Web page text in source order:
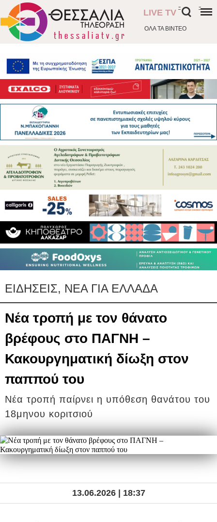
ΟΛΑ ΤΑ ΒΙΝΤΕΟ
LIVE TV
- -
ΕΙΔΗΣΕΙΣ, ΝΕΑ ΓΙΑ ΕΛΛΑΔΑ
Νέα τροπή με τον θάνατο
βρέφους στο ΠΑΓΝΗ –
Κακουργηματική δίωξη στον
παππού του
Νέα τροπή παίρνει η υπόθεση θανάτου του
18μηνου κοριτσιού
13.06.2026 | 18:37